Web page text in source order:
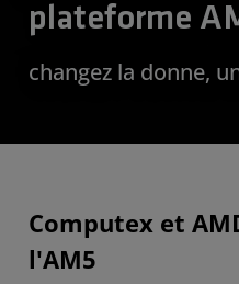
plateforme
changez la donne,
Computex et
l'AM5